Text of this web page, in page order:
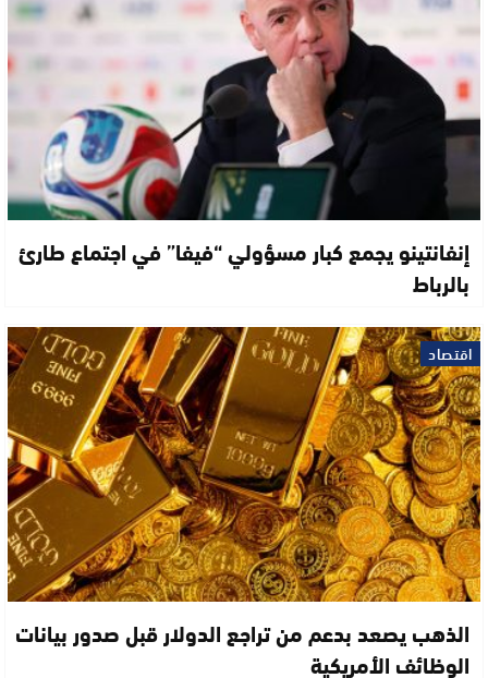
إنفانتينو يجمع كبار مسؤولي “فيفا” في اجتماع طارئ
بالرباط
اقتصاد
الذهب يصعد بدعم من تراجع الدولار قبل صدور بيانات
الوظائف الأمريكية